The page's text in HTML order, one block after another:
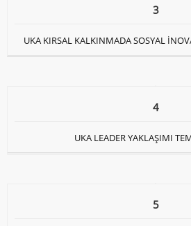
3
UKA KIRSAL KALKINMADA SOSYAL
4
UKA LEADER YAKLAŞIMI
5